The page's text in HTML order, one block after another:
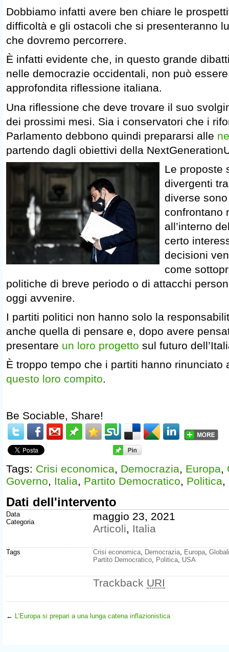
Dobbiamo infatti avere ben chiare le
difficoltà e gli ostacoli che si presenteranno
che dovremo percorrere.
È infatti evidente che, in questo grande
nelle democrazie occidentali, non può
approfondita riflessione italiana.
Una riflessione che deve trovare il suo
dei prossimi mesi. Sia i conservatori che i
Parlamento debbono quindi prepararsi alle
partendo dagli obiettivi della
Le proposte
divergenti
diverse
confrontano
all’interno
certo
decisioni
come
politiche di breve periodo o di attacchi
oggi avvenire.
I partiti politici non hanno solo la
anche quella di pensare e, dopo avere
presentare un loro progetto sul futuro
È troppo tempo che i partiti hanno rinunciato
questo loro compito.
Be Sociable, Share!
Tags: Crisi economica, Democrazia, Europa,
Governo, Italia, Partito Democratico, Politica,
Dati dell'intervento
Data
Categoria
maggio 23, 2021
Articoli, Italia
Tags Crisi economica Democrazia Europa
Partito Democratico
Politica USA
Trackback URI
← L’Europa si prepari a una lunga catena inflazionistica